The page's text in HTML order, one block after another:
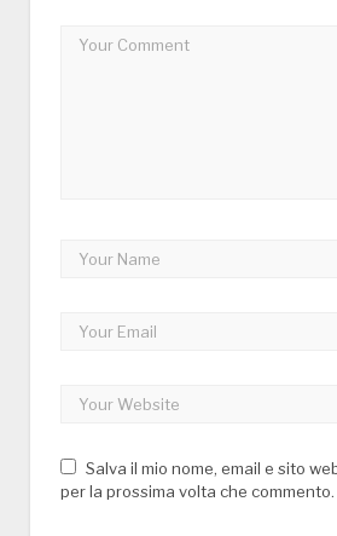
Salva il mio nome, email e sito
per la prossima volta che commento.